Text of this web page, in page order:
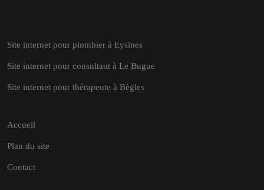
Site internet pour plombier à Eysines
Site internet pour consultant à Le Bugue
Site internet pour thérapeute à Bègles
Accueil
Plan du site
Contact